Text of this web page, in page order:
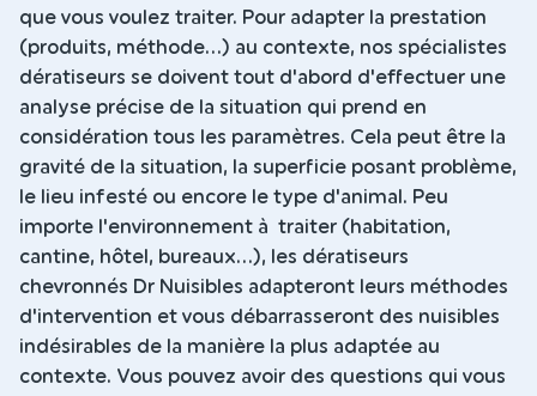
que vous voulez traiter. Pour adapter la prestation
(produits, méthode...) au contexte, nos spécialistes
dératiseurs se doivent tout d'abord d'effectuer une
analyse précise de la situation qui prend en
considération tous les paramètres. Cela peut être la
gravité de la situation, la superficie posant problème,
le lieu infesté ou encore le type d'animal. Peu
importe l'environnement à traiter (habitation,
cantine, hôtel, bureaux...), les dératiseurs
chevronnés Dr Nuisibles adapteront leurs méthodes
d'intervention et vous débarrasseront des nuisibles
indésirables de la manière la plus adaptée au
contexte. Vous pouvez avoir des questions qui vous